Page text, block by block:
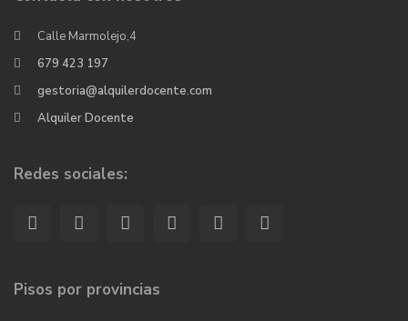
Calle Marmolejo,4
679 423 197
gestoria@alquilerdocente.com
Alquiler Docente
Redes sociales:
Pisos por provincias